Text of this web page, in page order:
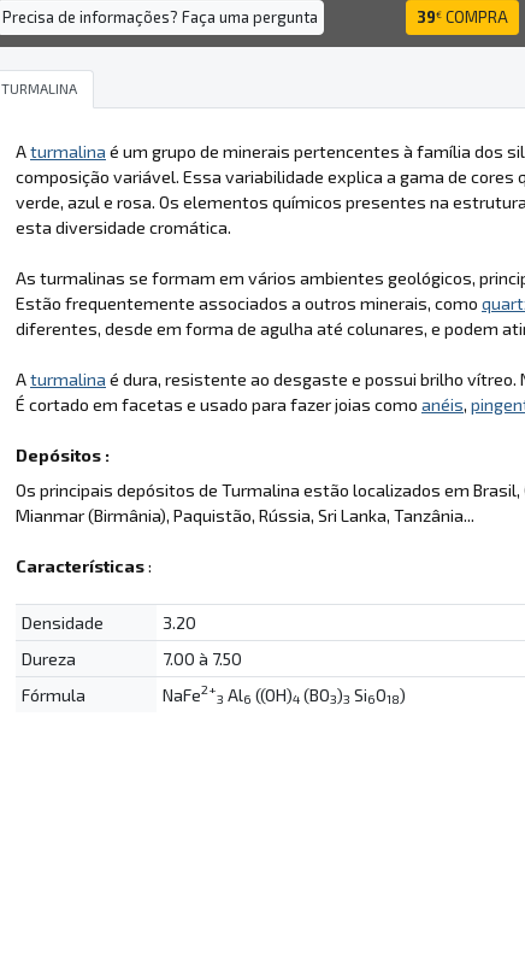
Precisa de informações? Faça uma pergunta 39€ COMPRA
TURMALINA
Aturmalina é um grupo de minerais pertencentes à família dos
composição variável. Essa variabilidade explica a gama de cores
verde, azul e rosa. Os elementos químicos presentes na
esta diversidade cromática.
As turmalinas se formam em vários ambientes geológicos,
Estão frequentemente associados a outros minerais, como
diferentes, desde em forma de agulha até colunares, e podem
Aturmalina é dura, resistente ao desgaste e possui brilho vítreo.
É cortado em facetas e usado para fazer joias como anéis,
Depósitos :
Os principais depósitos de Turmalina estão localizados em Brasil,
Mianmar (Birmânia), Paquistão, Rússia, Sri Lanka, Tanzânia...
Características:
Densidade
3.20
Dureza
7.00 à 7.50
Fórmula
NaFe2+
3 Al6 ((OH)4 (BO3)3 Si6O18)